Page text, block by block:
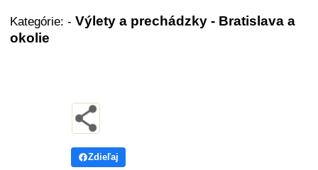
Kategórie: - Výlety a prechádzky - Bratislava a
okolie
Zdieľaj